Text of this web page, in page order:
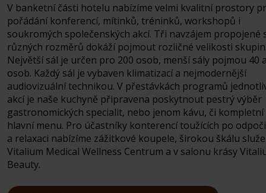
V banketní části hotelu nabízíme velmi kvalitní prostory
pořádání konferencí, mítinků, tréninků, workshopů i
soukromých společenských akcí. Tři navzájem propojené
různých rozměrů dokáží pojmout rozličné velikosti
Největší sál je určen pro 200 osob, menší sály pojmou 40
osob. Každý sál je vybaven klimatizací a nejmodernější
audiovizuální technikou. V přestávkách programů
akcí je naše kuchyně připravena poskytnout pestrý výběr
gastronomických specialit, nebo jenom kávu, či kompletní
hlavní menu. Pro účastníky konterencí toužících po
a relaxaci nabízíme zážitkové koupele, širokou škálu
Vitalium Medical Wellness Centrum a v salonu krásy
Beauty.